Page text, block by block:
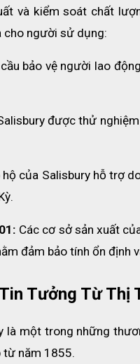
chống hồ quang
40 CAL size L
được thiết
điện nguy hiểm. Đây là
quốc tế như NFPA
kiện đi kèm như áo, quần
và kiểm soát chất
cho người sử dụng:
bảo vệ người lao
được thử
hộ của Salisbury hỗ trợ
Các cơ sở sản xuất
đảm bảo tính ổn định
Tưởng Từ Thị
là một trong những
từ năm 1855.